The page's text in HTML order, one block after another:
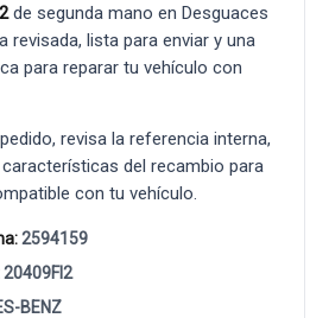
de segunda mano en Desguaces
revisada, lista para enviar y una
para reparar tu vehículo con
revisa la referencia interna,
del recambio para
con tu vehículo.
2594159
20409FI2
BENZ